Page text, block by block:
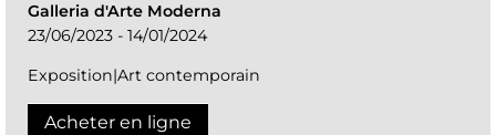
Galleria d'Arte Moderna
23/06/2023 - 14/01/2024
Exposition|Art contemporain
Acheter en ligne